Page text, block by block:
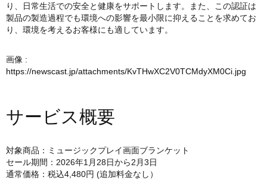
り、日常生活での安全と健康をサポートします。また、この認証は
製品の製造過程でも環境への影響を最小限に抑えることを求めてお
り、環境を考えるお客様にも適しています。
画像 :
https://newscast.jp/attachments/KvTHwXC2V0TCMdyXM0Ci.jpg
サービス概要
対象商品：ミュージックプレイ画面ブランケット
セール期間：2026年1月28日から2月3日
通常価格：税込4,480円 (追加料金なし）